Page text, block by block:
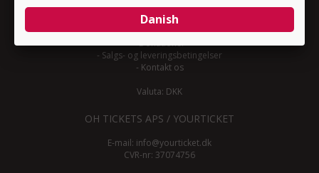
-Om YourTicket
Bliv arrangør
-Arrangør login
-Donationer
- Salgs- og leveringsbetingelser
- Kontakt os
Valuta: DKK
OH TICKETS APS / YOURTICKET
E-mail: info@yourticket.dk
CVR-nr: 37074756